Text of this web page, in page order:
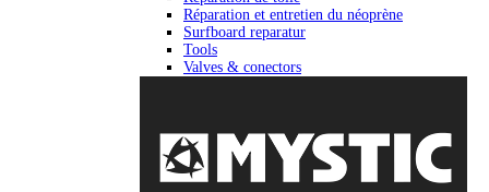
Réparation et entretien du néoprène
Surfboard reparatur
Tools
Valves & conectors